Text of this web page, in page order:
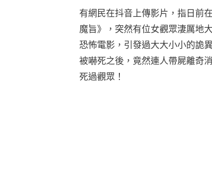
有網民在抖音上傳影片，指日前
魔旨》，突然有位女觀眾淒厲地
恐怖電影，引發過大大小小的詭
被嚇死之後，竟然連人帶屍離奇
死過觀眾！